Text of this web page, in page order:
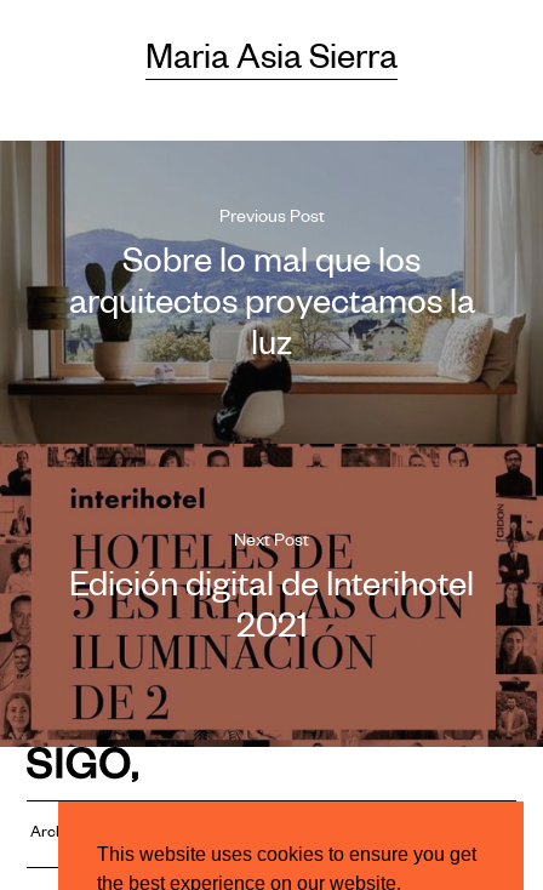
Maria Asia Sierra
Previous Post
Sobre lo mal que los
arquitectos proyectamos la
luz
Next Post
Edición digital de Interihotel
2021
Architectural Lighting Studio
This website uses cookies to ensure you get
the best experience on our website.